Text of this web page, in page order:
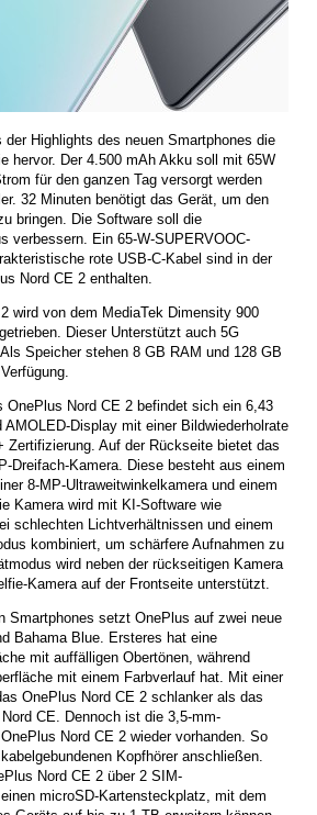
Highlights des neuen Smartphones die
hervor. Der 4.500 mAh Akku soll mit 65W
für den ganzen Tag versorgt werden
32 Minuten benötigt das Gerät, um den
bringen. Die Software soll die
verbessern. Ein 65-W-SUPERVOOC-
rote USB-C-Kabel sind in der
Nord CE 2 enthalten.
wird von dem MediaTek Dimensity 900
Dieser Unterstützt auch 5G
Speicher stehen 8 GB RAM und 128 GB
OnePlus Nord CE 2 befindet sich ein 6,43
Display mit einer Bildwiederholrate
Zertifizierung. Auf der Rückseite bietet das
Dreifach-Kamera. Diese besteht aus einem
8-MP-Ultraweitwinkelkamera und einem
Kamera wird mit KI-Software wie
schlechten Lichtverhältnissen und einem
kombiniert, um schärfere Aufnahmen zu
wird neben der rückseitigen Kamera
Kamera auf der Frontseite unterstützt.
Smartphones setzt OnePlus auf zwei neue
Bahama Blue. Ersteres hat eine
mit auffälligen Obertönen, während
mit einem Farbverlauf hat. Mit einer
OnePlus Nord CE 2 schlanker als das
CE. Dennoch ist die 3,5-mm-
Nord CE 2 wieder vorhanden. So
Kopfhörer anschließen.
Nord CE 2 über 2 SIM-
microSD-Kartensteckplatz, mit dem